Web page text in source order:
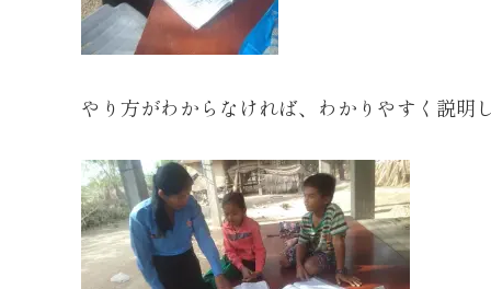
やり方がわからなければ、わかりやすく説明